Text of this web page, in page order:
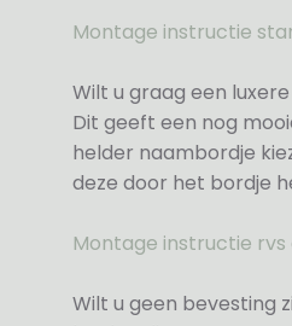
Montage instructie
Wilt u graag een
Dit geeft een nog
helder naambordje
deze door het bordje
Montage instructie
Wilt u geen bevesting